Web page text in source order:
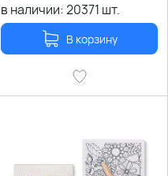
в наличии:20371 шт.
В корзину